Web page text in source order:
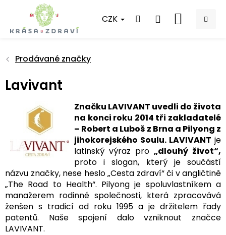
obsah
CZK
NÁKUPNÍ
Prodávané značky
Lavivant
Značku LAVIVANT uvedli do života
na konci roku 2014 tři zakladatelé
– Robert a Luboš z Brna a Pilyong z
jihokorejského Soulu. LAVIVANT je
latinský výraz pro „dlouhý život“,
proto i slogan, který je součástí
názvu značky, nese heslo „Cesta zdraví“ či v angličtině
„The Road to Health“. Pilyong je spoluvlastníkem a
manažerem rodinné společnosti, která zpracovává
ženšen s tradicí od roku 1995 a je držitelem řady
patentů. Naše spojení dalo vzniknout značce
LAVIVANT.